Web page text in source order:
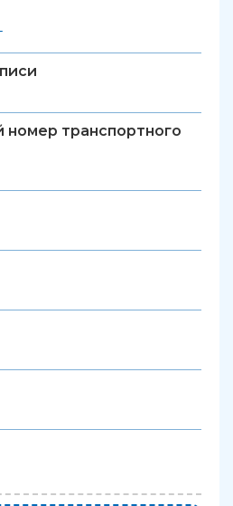
номер транспортного